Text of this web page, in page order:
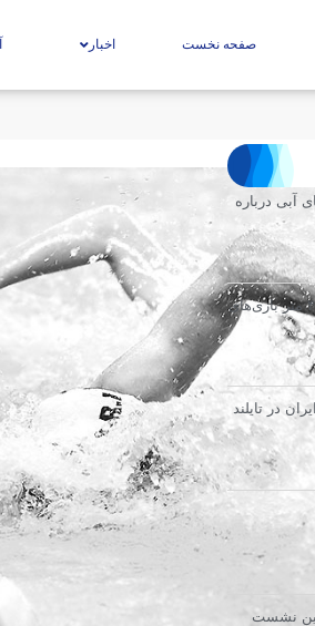
صفحه نخست اخبار
آبی درباره
محمد قاسمی: هدفم رسیدن به فینال ۴۰۰ متر بازی‌های
در تایلند
نشست